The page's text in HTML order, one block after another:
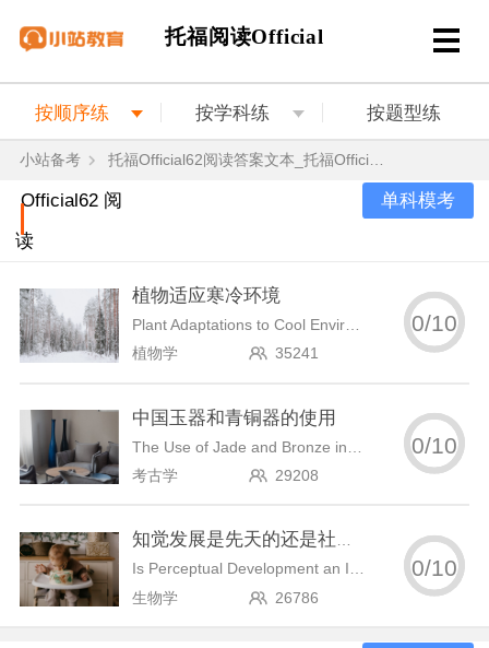
托福阅读Official
按顺序练 按学科练 按题型练
小站备考
Official62 阅
读
单科模考
植物适应寒冷环境
Plant Adaptations to Cool Environments
植物学
35241
0/10
中国玉器和青铜器的使用
考古学
29208
0/10
知觉发展是先天的还是社会习得的？
Is Perceptual Development an Innate or Socially Acquired Process?
生物学
26786
0/10